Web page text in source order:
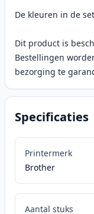
De kleuren in de
Dit product is
Bestellingen
bezorging te
Specificaties
Printermerk
Brother
Aantal stuks